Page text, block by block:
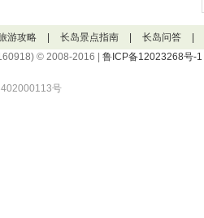
游攻略 长岛景点指南 长岛问答
© 2008-2016 | 鲁ICP备12023268号-1
号